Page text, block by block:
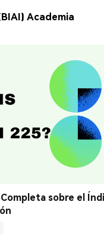
Academia
sobre el